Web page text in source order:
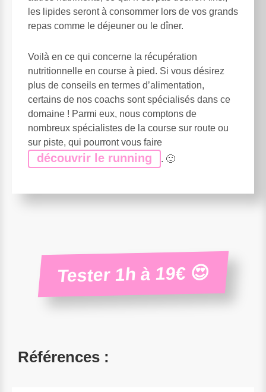
les lipides seront à consommer lors de vos grands
repas comme le déjeuner ou le dîner.
Voilà en ce qui concerne la récupération
nutritionnelle en course à pied. Si vous désirez
plus de conseils en termes d’alimentation,
certains de nos coachs sont spécialisés dans ce
domaine ! Parmi eux, nous comptons de
nombreux spécialistes de la course sur route ou
sur piste, qui pourront vous faire
découvrir le running . 🙂
Tester 1h à 19€ 😍
Références :